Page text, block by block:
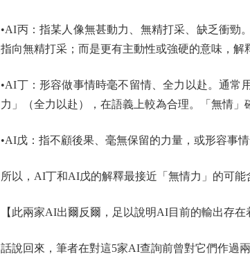
：指某人像無甚動力、無精打采、缺乏衝勁
向無精打采；而是更有主動性或強硬的意味，解
：形容做事情時毫不留情、全力以赴。通常用
」（全力以赴），在語義上較為合理。「無情
：指不顧後果、毫無保留的力量，或形容事情
，AI丁和AI戊的解釋最接近「無情力」的可能
兩家AI出爾反爾，足以說明AI目前的輸出存在
回來，筆者在對這5家AI查詢前曾對它們作過兩